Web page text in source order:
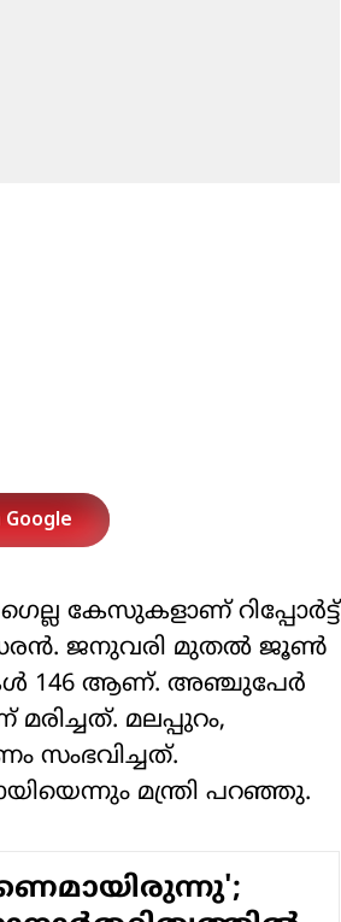
കേസുകളാണ് റിപ്പോര്‍ട്ട്
ജനുവരി മുതല്‍ ജൂണ്‍
146 ആണ്. അഞ്ചുപേര്‍
മലപ്പുറം,
സംഭവിച്ചത്.
മന്ത്രി പറഞ്ഞു.